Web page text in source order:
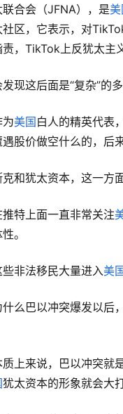
合会（JFNA），是美
区，它表示，对
，TikTok上反犹太主
现这后面是“复杂”的多
为美国 白人的精英代表
股价做空什么的，后
和犹太资本，这一方
特上面一直非常关注
。
非法移民大量进入美
么巴以冲突爆发以后
质上来说，巴以冲突就
犹太资本的形象就会大